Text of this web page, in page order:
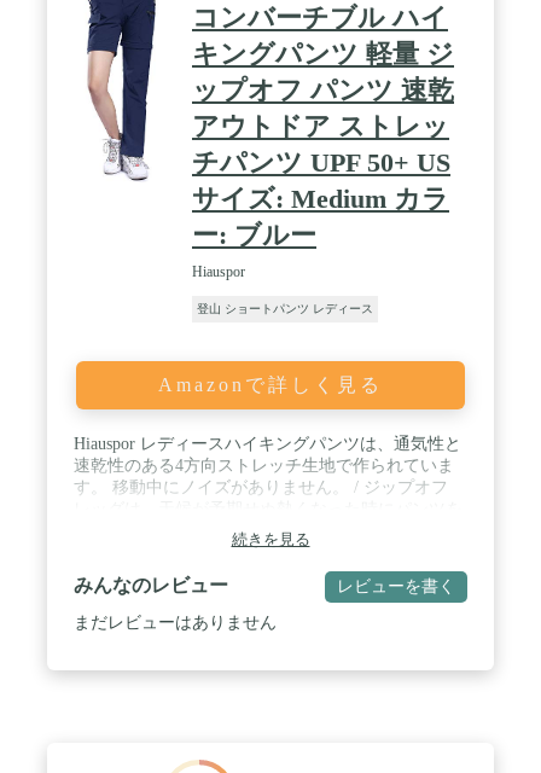
コンバーチブル ハイ
キングパンツ 軽量 ジ
ップオフ パンツ 速乾
アウトドア ストレッ
チパンツ UPF 50+ US
サイズ: Medium カラ
ー: ブルー
Hiauspor
登山 ショートパンツ レディース
Amazonで詳しく見る
Hiauspor レディースハイキングパンツは、通気性と
速乾性のある4方向ストレッチ生地で作られていま
す。 移動中にノイズがありません。 / ジップオフ
ショートパンツに変えます。 / 背中全体にゴムのウ
エストと関節のある膝のデザインにより、屋外で活
動している間、自由に動くことができます。 / 2 つ
のサイドジッパーポケット、1 つのサイドジッパー
ポケット、1 つのバックジッパー付きポケットは、
続きを見る
みんなのレビュー レビューを書く
まだレビューはありません